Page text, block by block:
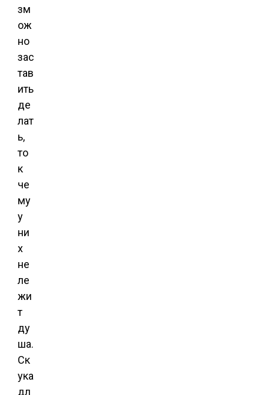
зм
ож
но
зас
тав
ить
де
лат
ь,
то
к
че
му
у
ни
х
не
ле
жи
т
ду
ша.
Ск
ука
дл